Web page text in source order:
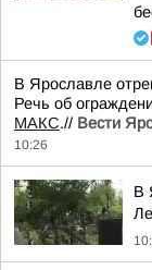
В Ярославле
Речь об
МАКС.// Вести
10:26
В